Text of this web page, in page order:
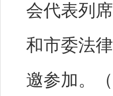
会代表列
和市委法
邀参加。